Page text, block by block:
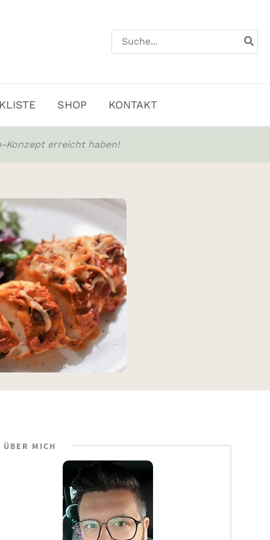
Search
for:
SHOP KONTAKT
Konzept erreicht haben!
ÜBER MICH